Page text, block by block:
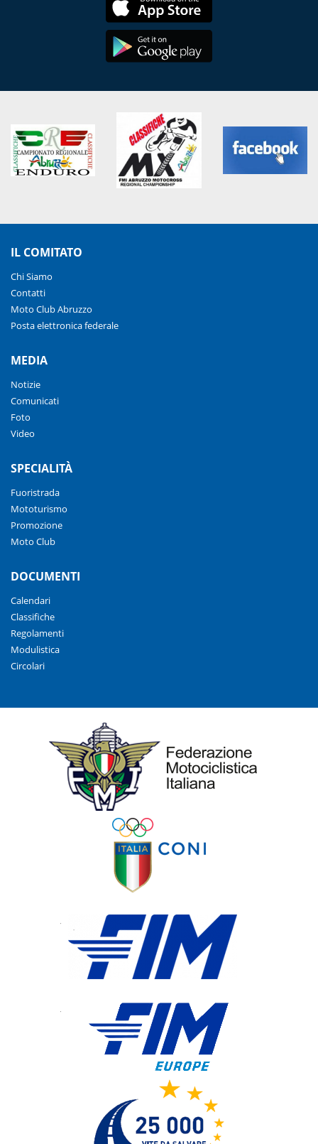
IL COMITATO
Chi Siamo
Contatti
Moto Club Abruzzo
Posta elettronica federale
MEDIA
Notizie
Comunicati
Foto
Video
SPECIALITÀ
Fuoristrada
Mototurismo
Promozione
Moto Club
DOCUMENTI
Calendari
Classifiche
Regolamenti
Modulistica
Circolari